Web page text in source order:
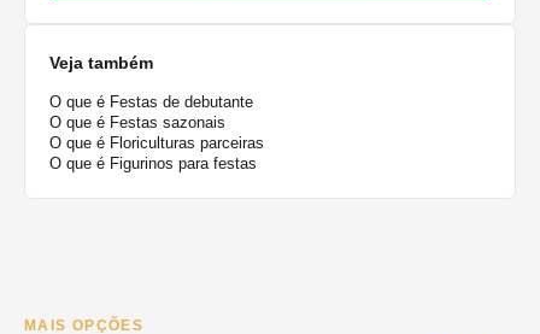
Veja também
O que é Festas de debutante
O que é Festas sazonais
O que é Floriculturas parceiras
O que é Figurinos para festas
MAIS OPÇÕES